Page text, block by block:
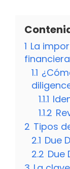
1 La
financiera
1.1
1.1.1
1.1.2
2 Tipos
2.1 Due
2.2 Due